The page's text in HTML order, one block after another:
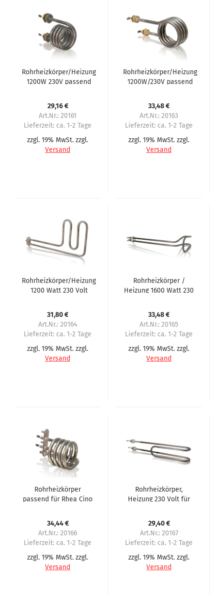
Rohrheizkörper/Heizung
1200W 230V passend
29,16 €
Art.Nr.: 20161
Lieferzeit: ca. 1-2 Tage
zzgl. 19% MwSt. zzgl.
Versand
Rohrheizkörper/Heizung
1200W/230V passend
Samba
33,48 €
Art.Nr.: 20163
Lieferzeit: ca. 1-2 Tage
zzgl. 19% MwSt. zzgl.
Versand
Rohrheizkörper/Heizung
1200 Watt 230 Volt
Diva
31,80 €
Art.Nr.: 20164
Lieferzeit: ca. 1-2 Tage
zzgl. 19% MwSt. zzgl.
Versand
Rohrheizkörper /
Heizung 1600 Watt 230
33,48 €
Art.Nr.: 20165
Lieferzeit: ca. 1-2 Tage
zzgl. 19% MwSt. zzgl.
Versand
Rohrheizkörper
passend für Rhea Cino
34,44 €
Art.Nr.: 20166
Lieferzeit: ca. 1-2 Tage
zzgl. 19% MwSt. zzgl.
Versand
Rohrheizkörper,
Heizung 230 Volt für
Economy
29,40 €
Art.Nr.: 20167
Lieferzeit: ca. 1-2 Tage
zzgl. 19% MwSt. zzgl.
Versand